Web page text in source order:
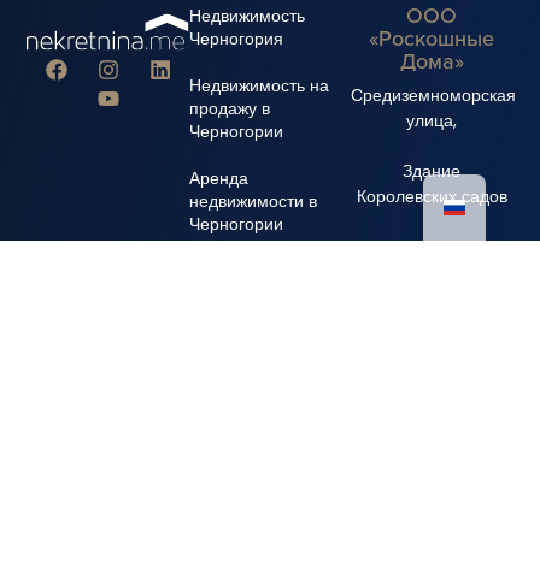
Недвижимость
Черногория
Недвижимость на
продажу в
Черногории
Аренда
недвижимости в
Черногории
ООО
«Роскошные
Дома»
Средиземноморская
улица,
Здание
Королевских садов